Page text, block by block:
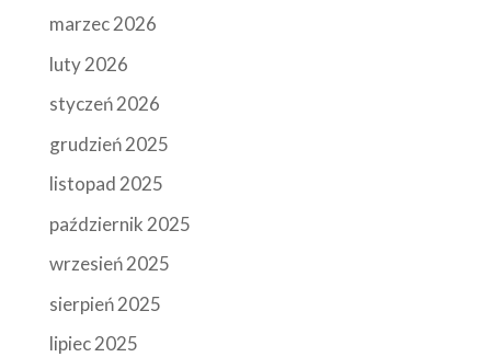
marzec 2026
luty 2026
styczeń 2026
grudzień 2025
listopad 2025
październik 2025
wrzesień 2025
sierpień 2025
lipiec 2025